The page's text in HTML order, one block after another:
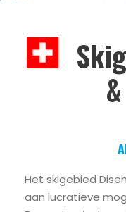
Het skigebied
aan lucratieve